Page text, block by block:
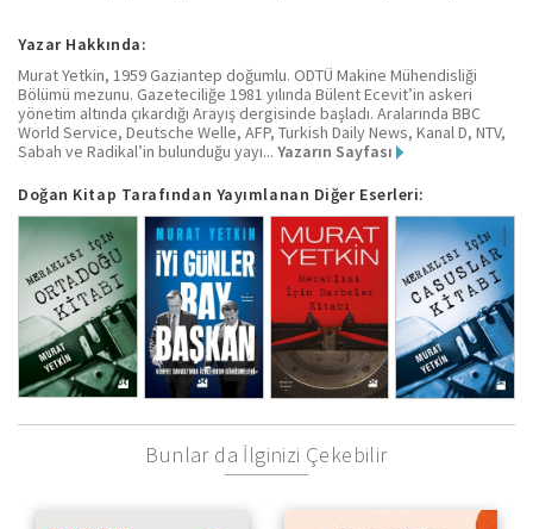
Yazar Hakkında:
Murat Yetkin, 1959 Gaziantep doğumlu. ODTÜ Makine Mühendisliği
Bölümü mezunu. Gazeteciliğe 1981 yılında Bülent Ecevit’in askeri
yönetim altında çıkardığı Arayış dergisinde başladı. Aralarında BBC
World Service, Deutsche Welle, AFP, Turkish Daily News, Kanal D, NTV,
Sabah ve Radikal’in bulunduğu yayı... Yazarın Sayfası
Doğan Kitap Tarafından Yayımlanan Diğer Eserleri:
Bunlar da İlginizi Çekebilir